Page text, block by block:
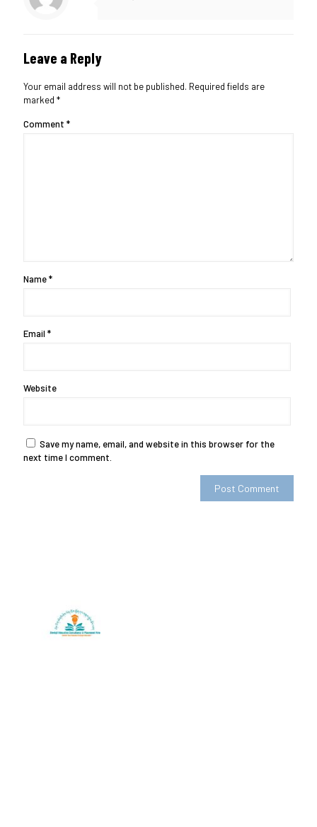
Leave a Reply
Your email address will not be published. Required fields are
marked *
Comment *
Name*
Email *
Website
Save my name, email, and website in this browser for the
next time I comment.